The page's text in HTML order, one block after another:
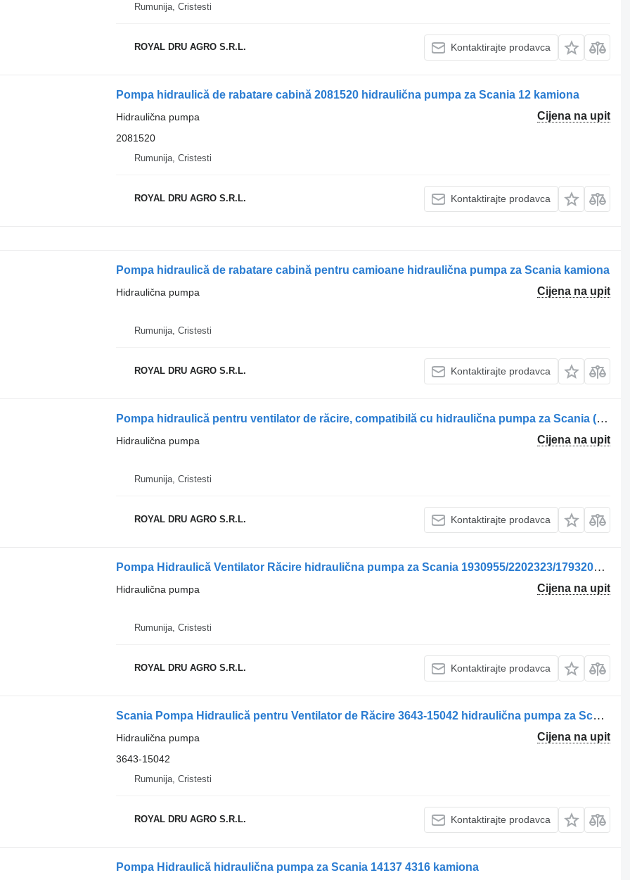
Rumunija, Cristesti
ROYAL DRU AGRO S.R.L. Kontaktirajte prodavca
Pompa hidraulică de rabatare cabină 2081520 hidraulična pumpa za Scania 12 kamiona
Cijena na upit
Hidraulična pumpa
2081520
Rumunija, Cristesti
ROYAL DRU AGRO S.R.L. Kontaktirajte prodavca
Pompa hidraulică de rabatare cabină pentru camioane hidraulična pumpa za Scania kamiona
Cijena na upit
Hidraulična pumpa
Rumunija, Cristesti
ROYAL DRU AGRO S.R.L. Kontaktirajte prodavca
Pompa hidraulică pentru ventilator de răcire, compatibilă cu hidraulična pumpa za Scania (1930955, 2202323, 1793202) kamiona
Cijena na upit
Hidraulična pumpa
Rumunija, Cristesti
ROYAL DRU AGRO S.R.L. Kontaktirajte prodavca
Pompa Hidraulică Ventilator Răcire hidraulična pumpa za Scania 1930955/2202323/1793202 kamiona
Cijena na upit
Hidraulična pumpa
Rumunija, Cristesti
ROYAL DRU AGRO S.R.L. Kontaktirajte prodavca
Scania Pompa Hidraulică pentru Ventilator de Răcire 3643-15042 hidraulična pumpa za Scania 3643 15042 kamiona
Cijena na upit
Hidraulična pumpa
3643-15042
Rumunija, Cristesti
ROYAL DRU AGRO S.R.L. Kontaktirajte prodavca
Pompa Hidraulică hidraulična pumpa za Scania 14137 4316 kamiona